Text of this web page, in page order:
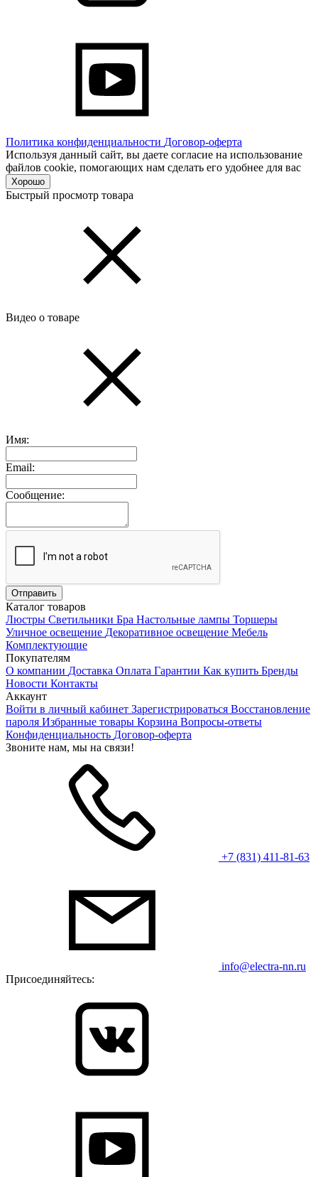
Политика конфиденциальности Договор-оферта
Используя данный сайт, вы даете согласие на использование
файлов cookie, помогающих нам сделать его удобнее для вас
Хорошо
Быстрый просмотр товара
Видео о товаре
Имя:
Email:
Сообщение:
Каталог товаров
Люстры Светильники Бра Настольные лампы Торшеры
Уличное освещение Декоративное освещение Мебель
Комплектующие
Покупателям
О компании Доставка Оплата Гарантии Как купить Бренды
Новости Контакты
Аккаунт
Войти в личный кабинет Зарегистрироваться Восстановление
пароля Избранные товары Корзина Вопросы-ответы
Конфиденциальность Договор-оферта
Звоните нам, мы на связи!
+7 (831) 411-81-63
info@electra-nn.ru
Присоединяйтесь: